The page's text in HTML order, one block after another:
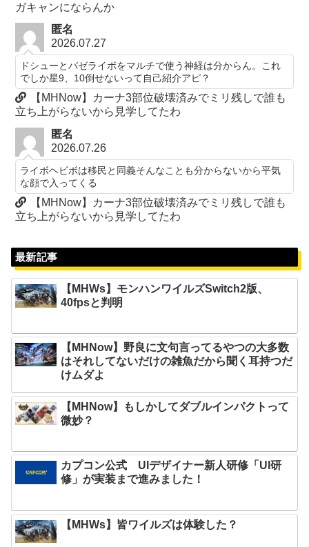
ガキャンにならんか
匿名
2026.07.27
ドシューとバゼライボをマルチで使う神経は分からん。これ
でしか星9、10倒せないって自己紹介アピ？
【MHNow】カーナ3部位破壊済みでミリ残しで誰も
立ち上がらないから見学してたわ
匿名
2026.07.26
ライボヘビボは移民と同義そんなことも分からないから平気
な顔で入ってくる
【MHNow】カーナ3部位破壊済みでミリ残しで誰も
立ち上がらないから見学してたわ
最新記事
【MHWs】モンハンワイルズSwitch2版、
40fpsと判明
【MHNow】野良に文句言ってるやつの大多数
はそれしてないだけの雑魚だから聞く耳持つだ
けムダよ
【MHNow】もしかしてダブルインパクトって
微妙？
カプコン公式 UIデザイナー新人研修「UI研
修」が実装まで進みました！
【MHWs】皆ワイルズは体験した？